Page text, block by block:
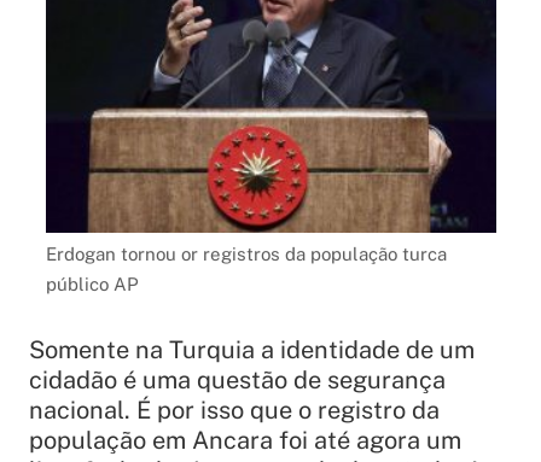
Erdogan tornou or registros da população turca
público AP
Somente na Turquia a identidade de um
cidadão é uma questão de segurança
nacional. É por isso que o registro da
população em Ancara foi até agora um